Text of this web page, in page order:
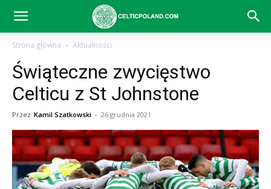
Celtic
Glasgow
aktualności
Strona główna Aktualności
Świąteczne zwycięstwo
Celticu z St Johnstone
Przez Kamil Szatkowski - 26 grudnia 2021